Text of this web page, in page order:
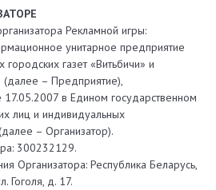
Рекламной игры:
унитарное предприятие
городских газет «Витьбичи» и
(далее – Предприятие),
17.05.2007 в Едином государственном
лиц и индивидуальных
– Организатор).
300232129.
Организатора: Республика Беларусь,
Гоголя, д. 17.